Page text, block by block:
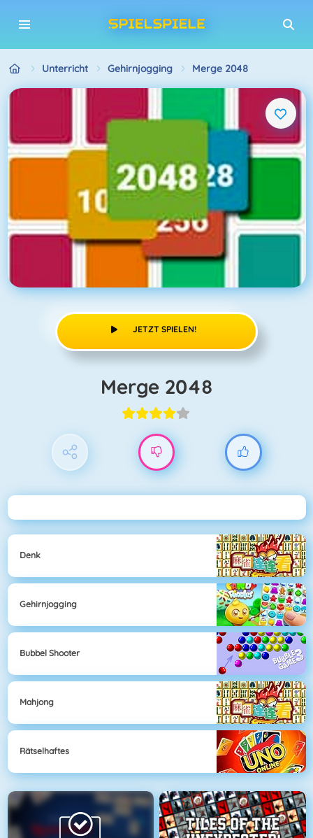
Unterricht Gehirnjogging Merge 2048
JETZT SPIELEN!
Merge 2048
Denk
Gehirnjogging
Bubbel Shooter
Mahjong
Rätselhaftes